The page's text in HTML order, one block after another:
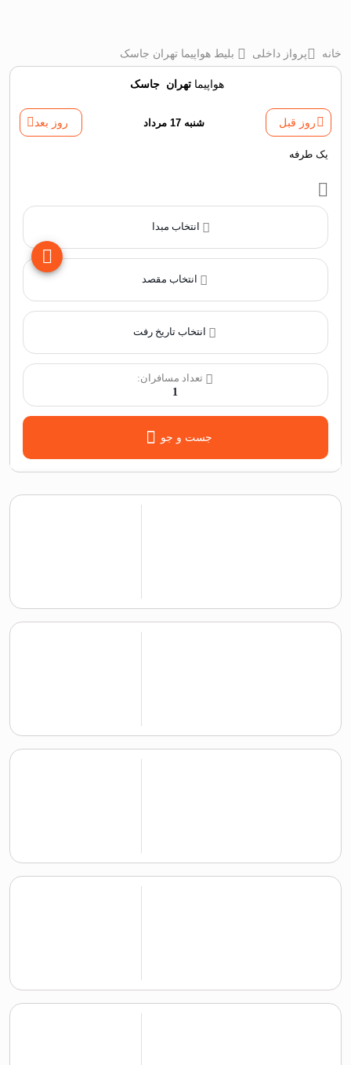
خانه پرواز داخلی بلیط هواپیما تهران جاسک
هواپیما تهران جاسک
روز قبل شنبه 17 مرداد روز بعد
یک طرفه
انتخاب مبدا
انتخاب مقصد
تعداد مسافران:
1
جست و جو